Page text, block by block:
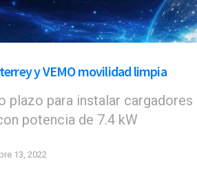
y VEMO movilidad limpia
plazo para instalar
potencia de 7.4 kW
13, 2022